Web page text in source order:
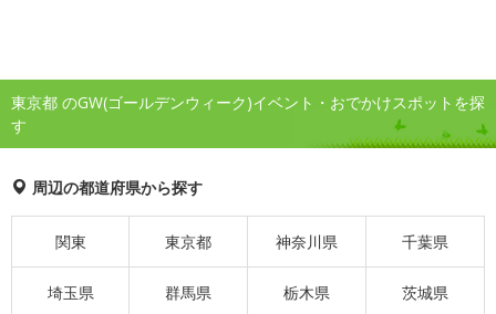
東京都 のGW(ゴールデンウィーク)イベント・おでかけスポットを探
す
周辺の都道府県から探す
関東 東京都 神奈川県 千葉県
埼玉県 群馬県 栃木県 茨城県